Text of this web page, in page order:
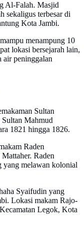
Al-Falah. Masjid
sekaligus terbesar di
Kota Jambi.
menampung 10
lokasi bersejarah lain,
air peninggalan
Sultan
Mahmud
1821 hingga 1826.
Raden
Raden
yang melawan kolonial
Syaifudin yang
Lokasi makam Rajo-
Legok, Kota